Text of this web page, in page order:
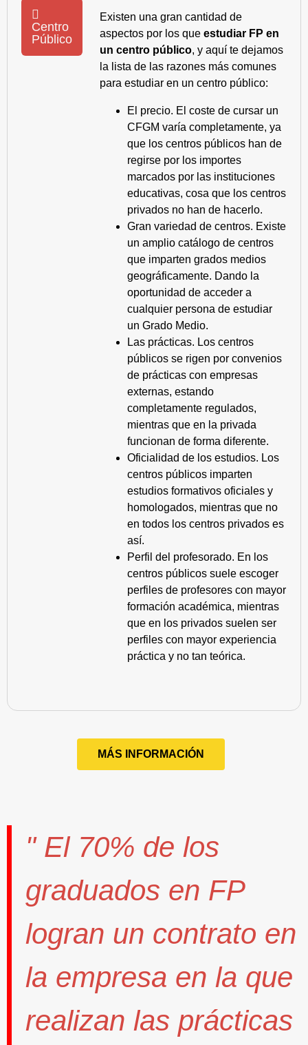
Centro
Público
Existen una gran cantidad de
aspectos por los que estudiar FP en
un centro público, y aquí te dejamos
la lista de las razones más comunes
para estudiar en un centro público:
El precio. El coste de cursar un
CFGM varía completamente, ya
que los centros públicos han de
regirse por los importes
marcados por las instituciones
educativas, cosa que los centros
privados no han de hacerlo.
Gran variedad de centros. Existe
un amplio catálogo de centros
que imparten grados medios
geográficamente. Dando la
oportunidad de acceder a
cualquier persona de estudiar
un Grado Medio.
Las prácticas. Los centros
públicos se rigen por convenios
de prácticas con empresas
externas, estando
completamente regulados,
mientras que en la privada
funcionan de forma diferente.
Oficialidad de los estudios. Los
centros públicos imparten
estudios formativos oficiales y
homologados, mientras que no
en todos los centros privados es
así.
Perfil del profesorado. En los
centros públicos suele escoger
perfiles de profesores con mayor
formación académica, mientras
que en los privados suelen ser
perfiles con mayor experiencia
práctica y no tan teórica.
MÁS INFORMACIÓN
" El 70% de los
graduados en FP
logran un contrato en
la empresa en la que
realizan las prácticas